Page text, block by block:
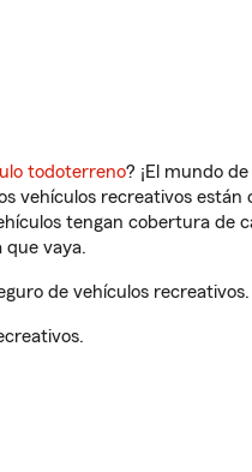
todoterreno? ¡El mundo
vehículos recreativos están
tengan cobertura de
que vaya.
de vehículos recreativos.